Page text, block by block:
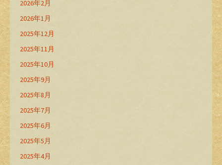
2026年2月
2026年1月
2025年12月
2025年11月
2025年10月
2025年9月
2025年8月
2025年7月
2025年6月
2025年5月
2025年4月